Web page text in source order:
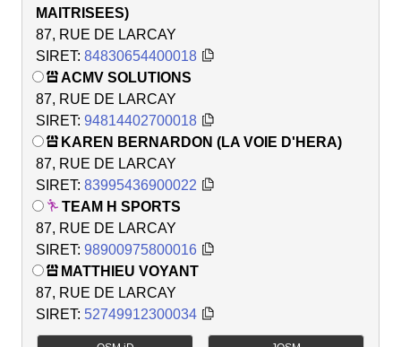
MAITRISEES)
87, RUE DE LARCAY
SIRET: 84830654400018
ACMV SOLUTIONS
87, RUE DE LARCAY
SIRET: 94814402700018
KAREN BERNARDON (LA VOIE D'HERA)
87, RUE DE LARCAY
SIRET: 83995436900022
TEAM H SPORTS
87, RUE DE LARCAY
SIRET: 98900975800016
MATTHIEU VOYANT
87, RUE DE LARCAY
SIRET: 52749912300034